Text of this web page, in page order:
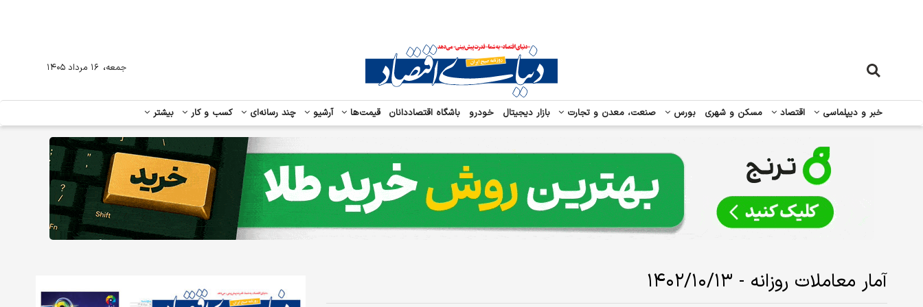
خبر و دیپلماسی اقتصاد مسکن و شهری بورس صنعت، معدن و تجارت بازار دیجیتال خودرو باشگاه اقتصاددانان قیمت‌ها آرشیو چند رسانه‌ای کسب و کار بیشتر
جمعه، ۱۶ مرداد ۱۴۰۵
آمار معاملات روزانه - ۱۴۰۲/۱۰/۱۳